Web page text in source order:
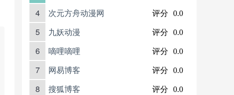
4 次元方舟动漫网 评分 0.0
5 九妖动漫 评分 0.0
6 嘀哩嘀哩 评分 0.0
7 网易博客 评分 0.0
8 搜狐博客 评分 0.0